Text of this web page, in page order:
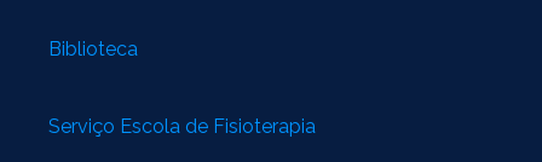
Biblioteca
Serviço Escola de Fisioterapia